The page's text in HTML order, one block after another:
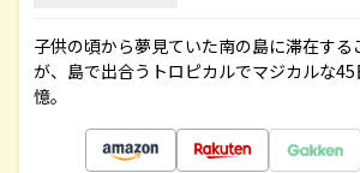
子供の頃から夢見ていた南の島に滞在す
が、島で出合うトロピカルでマジカルな
憶。